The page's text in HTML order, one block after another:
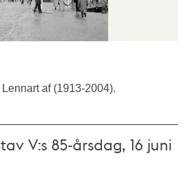
af (1913-2004).
V:s 85-årsdag, 16 juni